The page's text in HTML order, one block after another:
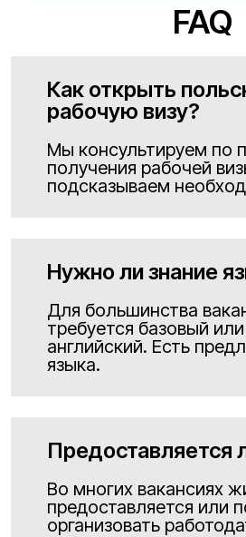
FAQ
Как открыть
рабочую визу?
Мы консультируем по
получения рабочей
подсказываем
Нужно ли знание
Для большинства
требуется базовый
английский. Есть
языка.
Предоставляется
Во многих вакансиях
предоставляется или
организовать